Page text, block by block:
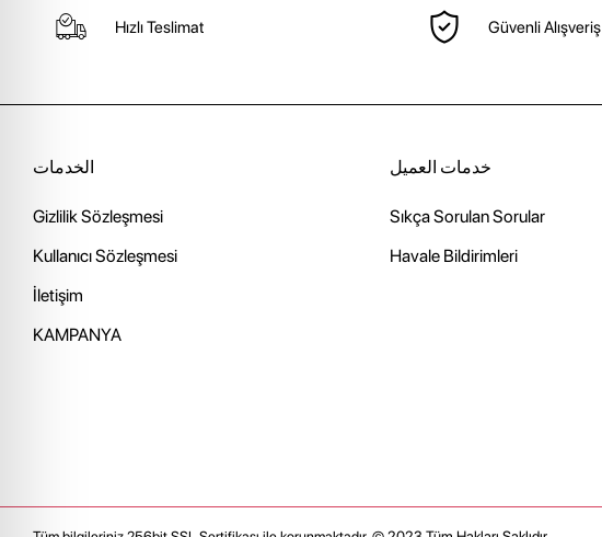
Hızlı Teslimat Güvenli Alışveriş
الخدمات
Gizlilik Sözleşmesi
Kullanıcı Sözleşmesi
İletişim
KAMPANYA
خدمات العميل
Sıkça Sorulan Sorular
Havale Bildirimleri